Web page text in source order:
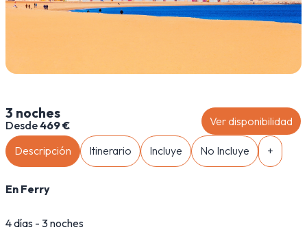
Descripción Itinerario Incluye No Incluye +
En Ferry
4 días - 3 noches
3 noches
Desde469 € Ver disponibilidad